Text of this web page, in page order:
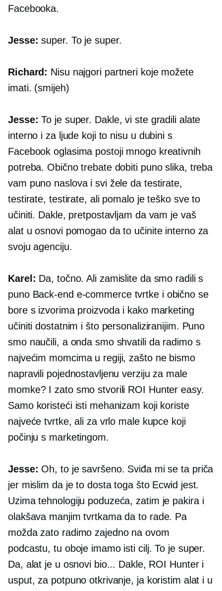
Facebooka.
Jesse: super. To je super.
Richard: Nisu najgori partneri koje možete
imati. (smijeh)
Jesse: To je super. Dakle, vi ste gradili alate
interno i za ljude koji to nisu u dubini s
Facebook oglasima postoji mnogo kreativnih
potreba. Obično trebate dobiti puno slika, treba
vam puno naslova i svi žele da testirate,
testirate, testirate, ali pomalo je teško sve to
učiniti. Dakle, pretpostavljam da vam je vaš
alat u osnovi pomogao da to učinite interno za
svoju agenciju.
Karel: Da, točno. Ali zamislite da smo radili s
puno Back-end e-commercetvrtke i obično se
bore s izvorima proizvoda i kako marketing
učiniti dostatnim i što personaliziranijim. Puno
smo naučili, a onda smo shvatili da radimo s
najvećim momcima u regiji, zašto ne bismo
napravili pojednostavljenu verziju za male
momke? I zato smo stvorili ROI Hunter easy.
Samo koristeći isti mehanizam koji koriste
najveće tvrtke, ali za vrlo male kupce koji
počinju s marketingom.
Jesse: Oh, to je savršeno. Sviđa mi se ta priča
jer mislim da je to dosta toga što Ecwid jest.
Uzima tehnologiju poduzeća, zatim je pakira i
olakšava manjim tvrtkama da to rade. Pa
možda zato radimo zajedno na ovom
podcastu, tu oboje imamo isti cilj. To je super.
Da, alat je u osnovi bio... Dakle, ROI Hunter i
usput, za potpuno otkrivanje, ja koristim alat i u